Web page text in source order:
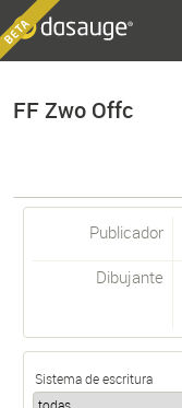
FF Zwo Offc
Publicador
Dibujante
Sistema de escritura